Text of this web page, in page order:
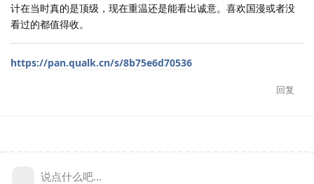
计在当时真的是顶级，现在重温还是能看出诚意。喜欢国漫或者没
看过的都值得收。
https://pan.qualk.cn/s/8b75e6d70536
回复
说点什么吧...